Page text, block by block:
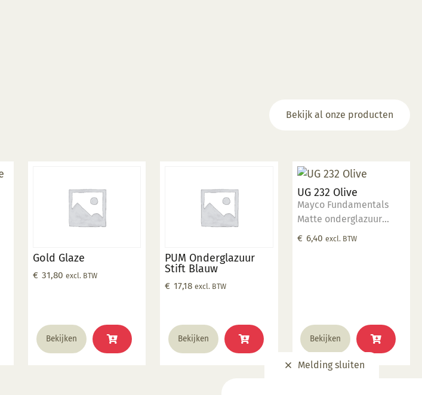
Melding sluiten
Bekijk al onze producten
Gold Glaze
€ 31,80 excl. BTW
Bekijken
PUM Onderglazuur
Stift Blauw
€ 17,18 excl. BTW
Bekijken
UG 232 Olive
Mayco Fundamentals
Matte onderglazuur
Gebruik een transparant
Stookbereik 1000°C -
1285°C
€ 6,40 excl. BTW
Bekijken